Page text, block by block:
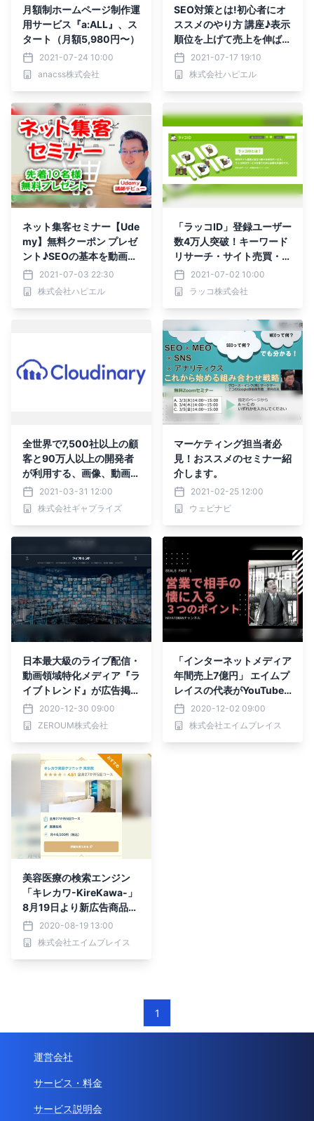
月額制ホームページ制作運
用サービス『a:ALL』、ス
タート（月額5,980円〜）
2021-07-24 10:00
anacss株式会社
SEO対策とは!初心者にオ
ススメのやり方 講座♪表示
順位を上げて売上を伸ばす
【コンテンツSEOライテ
ィングとは】
2021-07-17 19:10
株式会社ハピエル
ネット集客セミナー【Ude
my】無料クーポン プレゼ
ント♪SEOの基本を動画解
説
2021-07-03 22:30
株式会社ハピエル
「ラッコID」登録ユーザー
数4万人突破！キーワード
リサーチ・サイト売買・中
古ドメイン販売などでおな
じみのWEBサービス
2021-07-02 10:00
ラッコ株式会社
全世界で7,500社以上の顧
客と90万人以上の開発者
が利用する、画像、動画な
どのコンテンツ自動最適化
テクノロジーの販売開始
2021-03-31 12:00
株式会社ギャプライズ
マーケティング担当者必
見！おススメのセミナー紹
介します。
2021-02-25 12:00
ウェビナビ
日本最大級のライブ配信・
動画領域特化メディア『ラ
イブトレンド』が広告掲載
プランを開始
2020-12-30 09:00
ZEROUM株式会社
「インターネットメディア
年間売上7億円」 エイムプ
レイスの代表がYouTube
チャンネル開設
2020-12-02 09:00
株式会社エイムプレイス
美容医療の検索エンジン
「キレカワ-KireKawa-」
8月19日より新広告商品
「キレカワPremium Ad
s」の販売を開始 “施術名×
エリア”で指定した検索結
2020-08-19 13:00
株式会社エイムプレイス
1
運営会社
サービス・料金
サービス説明会